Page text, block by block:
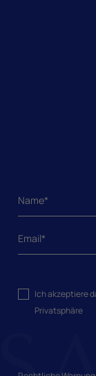
Ich akzeptiere
Privatsphäre